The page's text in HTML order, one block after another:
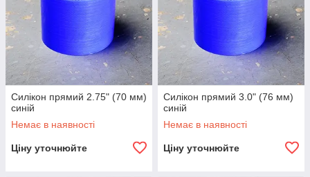
Силікон прямий 2.75" (70 мм)
синій
Немає в наявності
Ціну уточнюйте
Силікон прямий 3.0" (76 мм)
синій
Немає в наявності
Ціну уточнюйте